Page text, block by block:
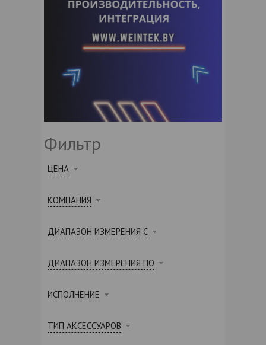
Фильтр
ЦЕНА
КОМПАНИЯ
ДИАПАЗОН ИЗМЕРЕНИЯ С
ДИАПАЗОН ИЗМЕРЕНИЯ ПО
ИСПОЛНЕНИЕ
ТИП АКСЕССУАРОВ